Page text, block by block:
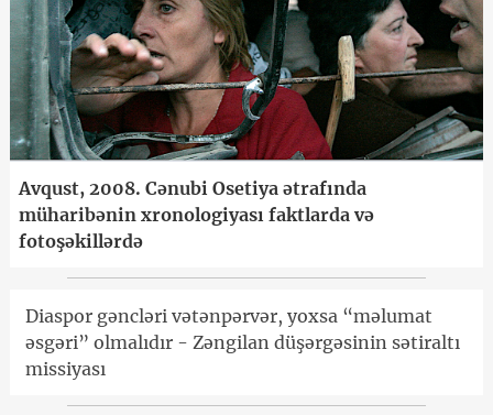
Avqust, 2008. Cənubi Osetiya ətrafında
müharibənin xronologiyası faktlarda və
fotoşəkillərdə
Diaspor gəncləri vətənpərvər, yoxsa “məlumat
əsgəri” olmalıdır - Zəngilan düşərgəsinin sətiraltı
missiyası